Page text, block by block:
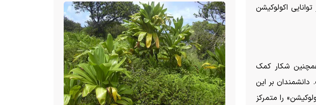
اکولوکیشن
شکار کمک
بر این
را متمرکز